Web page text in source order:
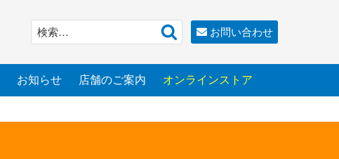
索:
お問い合わせ
お知らせ 店舗のご案内 オンラインストア